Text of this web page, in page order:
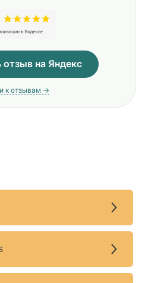
на Яндекс
к отзывам →